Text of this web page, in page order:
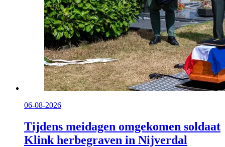
06-08-2026
Tijdens meidagen omgekomen soldaat
Klink herbegraven in Nijverdal